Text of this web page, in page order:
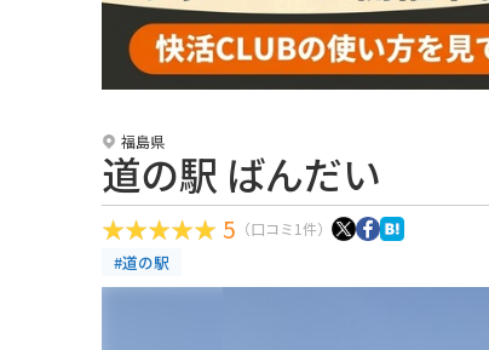
福島県
道の駅 ばんだい
5 （口コミ1件）
#道の駅